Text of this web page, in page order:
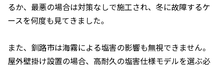
るか、最悪の場合は対策なしで施工され、冬に故障するケ
ースを何度も見てきました。
また、釧路市は海霧による塩害の影響も無視できません。
屋外壁掛け設置の場合、高耐久の塩害仕様モデルを選ぶ必